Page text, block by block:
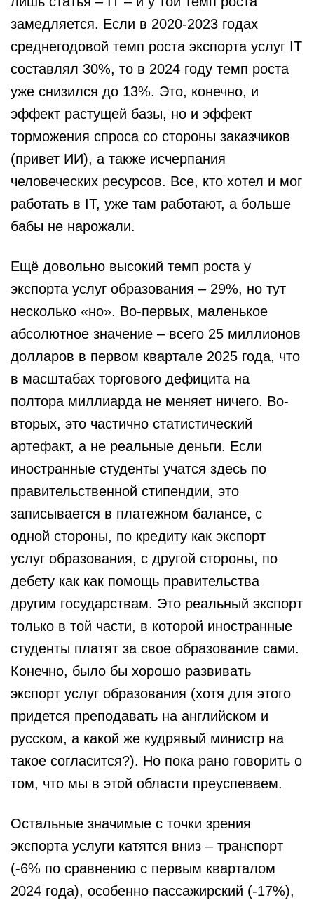
замедляется. Если в 2020-2023 годах
среднегодовой темп роста экспорта услуг IT
составлял 30%, то в 2024 году темп роста
уже снизился до 13%. Это, конечно, и
эффект растущей базы, но и эффект
торможения спроса со стороны заказчиков
(привет ИИ), а также исчерпания
человеческих ресурсов. Все, кто хотел и мог
работать в IT, уже там работают, а больше
бабы не нарожали.
Ещё довольно высокий темп роста у
экспорта услуг образования – 29%, но тут
несколько «но». Во-первых, маленькое
абсолютное значение – всего 25 миллионов
долларов в первом квартале 2025 года, что
в масштабах торгового дефицита на
полтора миллиарда не меняет ничего. Во-
вторых, это частично статистический
артефакт, а не реальные деньги. Если
иностранные студенты учатся здесь по
правительственной стипендии, это
записывается в платежном балансе, с
одной стороны, по кредиту как экспорт
услуг образования, с другой стороны, по
дебету как как помощь правительства
другим государствам. Это реальный экспорт
только в той части, в которой иностранные
студенты платят за свое образование сами.
Конечно, было бы хорошо развивать
экспорт услуг образования (хотя для этого
придется преподавать на английском и
русском, а какой же кудрявый министр на
такое согласится?). Но пока рано говорить о
том, что мы в этой области преуспеваем.
Остальные значимые с точки зрения
экспорта услуги катятся вниз – транспорт
(-6% по сравнению с первым кварталом
2024 года), особенно пассажирский (-17%),